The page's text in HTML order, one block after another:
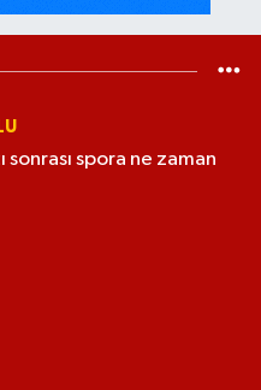
sonrası spora ne zaman